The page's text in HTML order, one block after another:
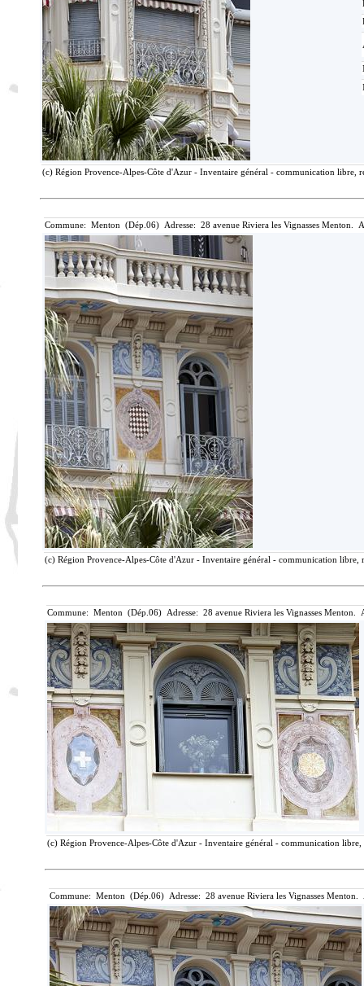
(c) Région Provence-Alpes-Côte d'Azur - Inventaire général - communication libre,
Commune: Menton (Dép.06) Adresse: 28 avenue Riviera les Vignasses Menton.
(c) Région Provence-Alpes-Côte d'Azur - Inventaire général - communication libre,
Commune: Menton (Dép.06) Adresse: 28 avenue Riviera les Vignasses
(c) Région Provence-Alpes-Côte d'Azur - Inventaire général - communication
Commune: Menton (Dép.06) Adresse: 28 avenue Riviera les Vignasses